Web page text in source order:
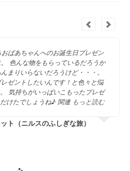
ばあちゃんへのお誕生日プレゼン
。 色んな物をもらっているだろうか
まりいらないだろうけど・・・。
ゼントしたいんです！と色々と悩
気持ちがいっぱいこもったプレゼ
けたでしょうね♪ 関連 もっと読む
ト（ニルスのふしぎな旅）